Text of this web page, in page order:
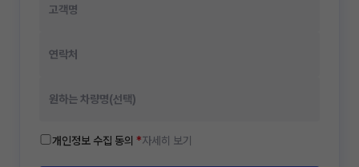
개인정보 수집 동의 *자세히 보기